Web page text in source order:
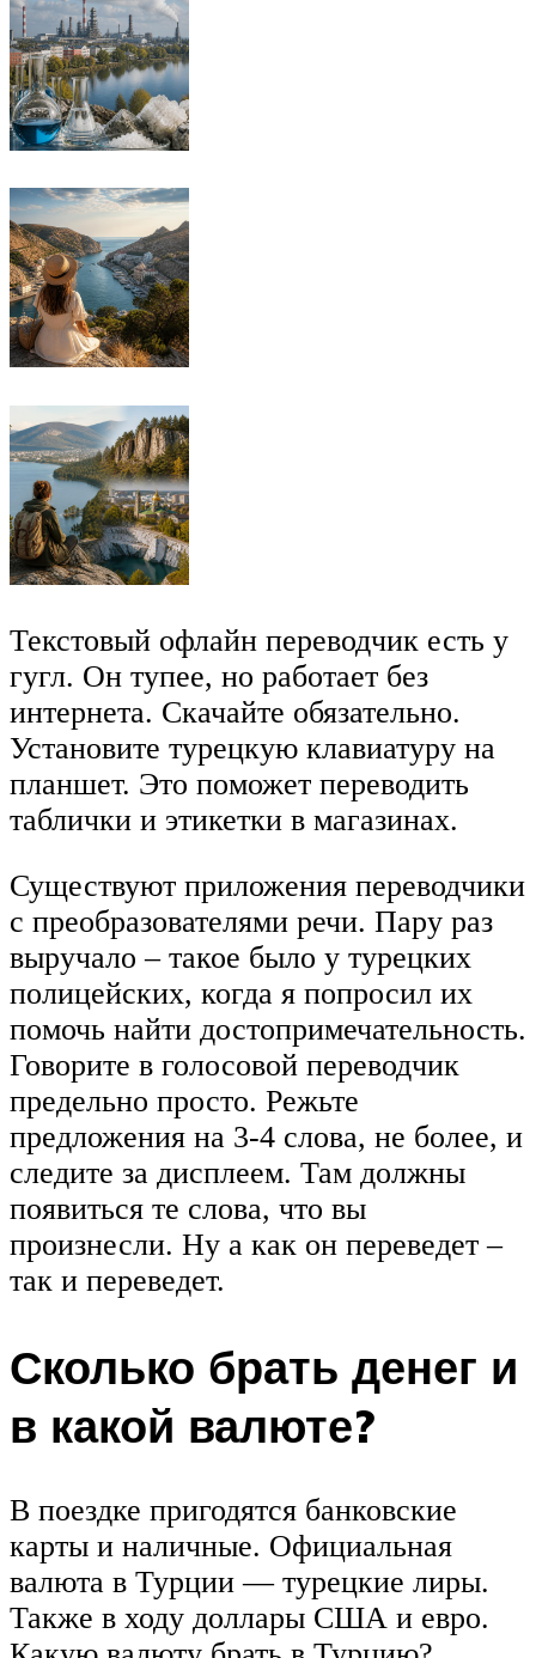
Текстовый офлайн переводчик есть у
гугл. Он тупее, но работает без
интернета. Скачайте обязательно.
Установите турецкую клавиатуру на
планшет. Это поможет переводить
таблички и этикетки в магазинах.
Существуют приложения переводчики
с преобразователями речи. Пару раз
выручало – такое было у турецких
полицейских, когда я попросил их
помочь найти достопримечательность.
Говорите в голосовой переводчик
предельно просто. Режьте
предложения на 3-4 слова, не более, и
следите за дисплеем. Там должны
появиться те слова, что вы
произнесли. Ну а как он переведет –
так и переведет.
Сколько брать денег и
в какой валюте?
В поездке пригодятся банковские
карты и наличные. Официальная
валюта в Турции — турецкие лиры.
Также в ходу доллары США и евро.